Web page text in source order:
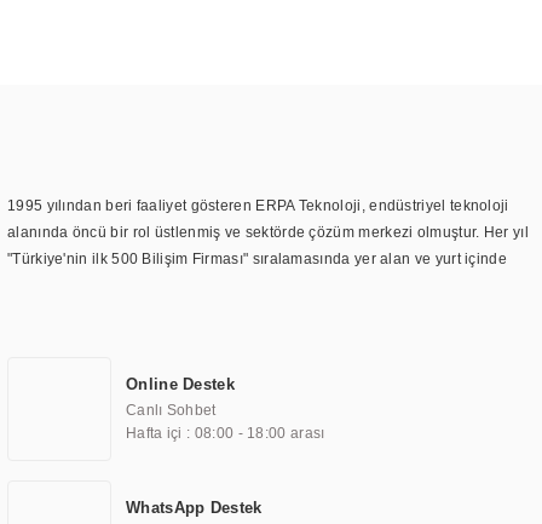
1995 yılından beri faaliyet gösteren ERPA Teknoloji, endüstriyel teknoloji
alanında öncü bir rol üstlenmiş ve sektörde çözüm merkezi olmuştur. Her yıl
"Türkiye'nin ilk 500 Bilişim Firması" sıralamasında yer alan ve yurt içinde
TOCHI markası altında kendi ürettiği ürünlerde kullanmıştır. Günümüzde
TOCHI; videowall, digital signage, kiosk, totem, akıllı durak ekranı, araç içi
ekran, asansör ekranı, digital menüboard, marin ekran, medikal ekran,
ekranları, endüstriyel ekranlar, kapı önü bilgi ekranları, panel PC,
Online Destek
Canlı Sohbet
Hafta içi : 08:00 - 18:00 arası
WhatsApp Destek